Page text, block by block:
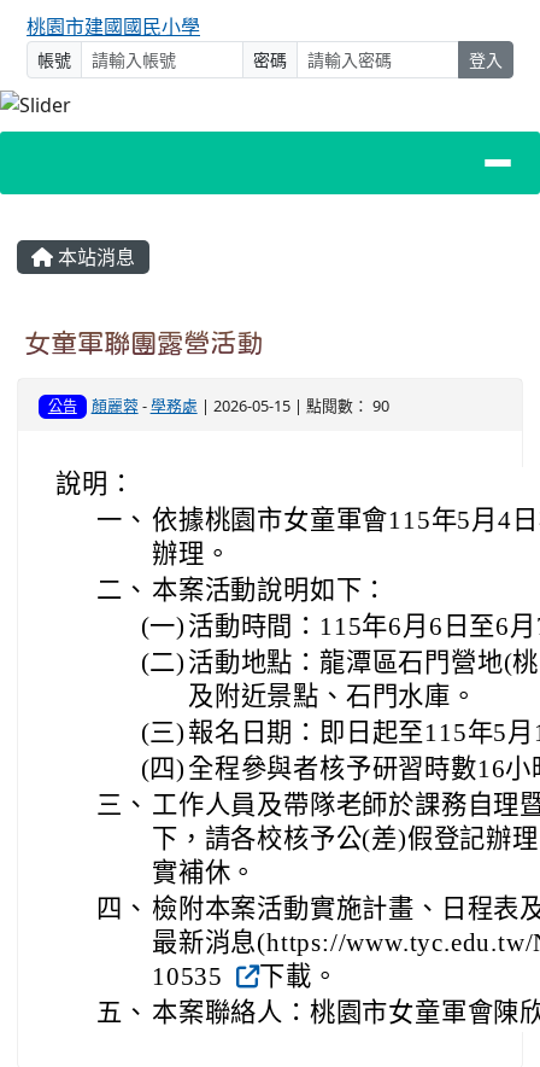
桃園市建國國民小學
帳號 密碼 登入
主內容區域
本站消息
女童軍聯團露營活動
公告 顏麗蓉-學務處 | 2026-05-15 | 點閱數： 90
說明：
一、 依據桃園市女童軍會115年5月4
辦理。
二、 本案活動說明如下：
(一) 活動時間：115年6月6日至6
(二) 活動地點：龍潭區石門營地(
及附近景點、石門水庫。
(三) 報名日期：即日起至115年5
(四) 全程參與者核予研習時數16小
三、 工作人員及帶隊老師於課務自理
下，請各校核予公(差)假登記辦
實補休。
四、 檢附本案活動實施計畫、日程表
最新消息(https://www.tyc.edu.tw/
10535
下載。
五、 本案聯絡人：桃園市女童軍會陳